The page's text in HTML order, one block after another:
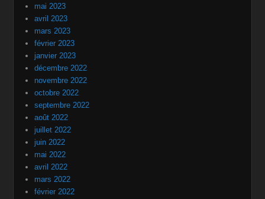
mai 2023
avril 2023
mars 2023
février 2023
janvier 2023
décembre 2022
novembre 2022
octobre 2022
septembre 2022
août 2022
juillet 2022
juin 2022
mai 2022
avril 2022
mars 2022
février 2022